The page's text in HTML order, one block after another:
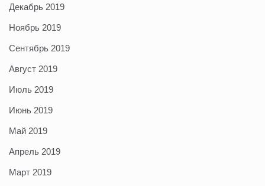
Декабрь 2019
Ноябрь 2019
Сентябрь 2019
Август 2019
Июль 2019
Июнь 2019
Май 2019
Апрель 2019
Март 2019